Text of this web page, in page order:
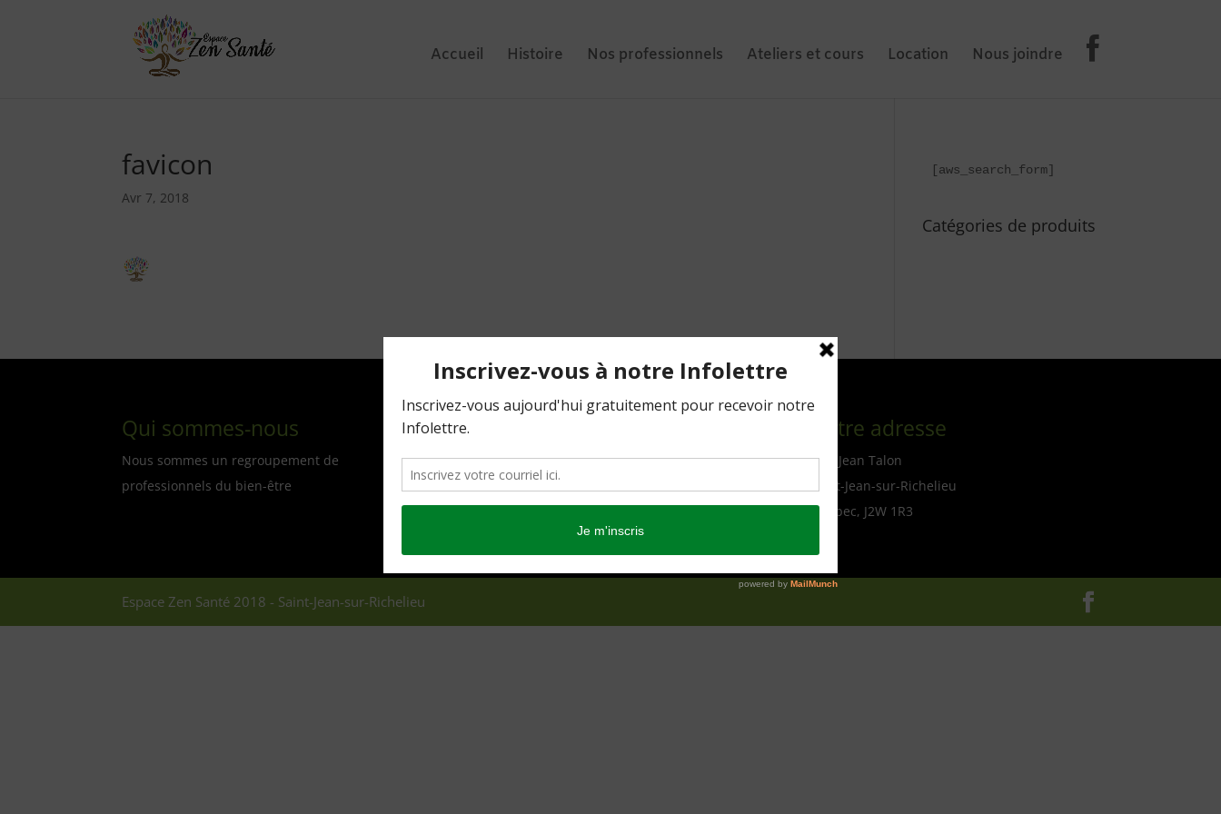
Accueil Histoire Nos professionnels Ateliers et cours Location Nous joindre
favicon
Avr 7, 2018
[aws_search_form]
Catégories de produits
Qui sommes-nous
Nous sommes un regroupement de
professionnels du bien-être
Nos partenaires
•Hypnothérapie
•Massothérapie
•Ostéopathie
Notre adresse
114, Jean Talon
Saint-Jean-sur-Richelieu
Québec, J2W 1R3
Espace Zen Santé 2018 - Saint-Jean-sur-Richelieu